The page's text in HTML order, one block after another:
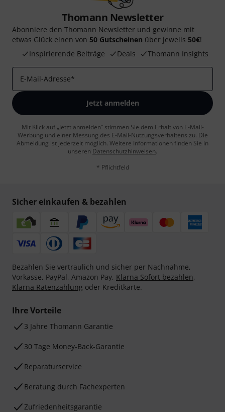
Thomann Newsletter
Abonniere den Thomann Newsletter und gewinne mit
etwas Glück einen von 50 Gutscheinen über jeweils 50€!
Inspirierende Beiträge
Deals Thomann Insights
E-Mail-Adresse*
Jetzt anmelden
Mit Klick auf „Jetzt anmelden“ stimmen Sie dem Erhalt von E-Mail-
Werbung und einer Messung des E-Mail-Nutzungsverhaltens zu. Die
Abmeldung ist jederzeit möglich. Weitere Informationen finden Sie in
unseren Datenschutzhinweisen.
* Pflichtfeld
Sicher einkaufen & bezahlen
Bezahlen Sie vertraulich und sicher per Nachnahme,
Vorkasse, PayPal, Amazon Pay, Klarna Sofort bezahlen,
Klarna Ratenzahlung oder Kreditkarte.
Ihre Vorteile
3 Jahre Thomann Garantie
30 Tage Money-Back-Garantie
Reparaturservice
Beratung durch Fachexperten
Zufriedenheitsgarantie